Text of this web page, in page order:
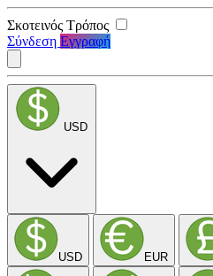
Σκοτεινός Τρόπος
Σύνδεση Εγγραφή
USD
USD EUR